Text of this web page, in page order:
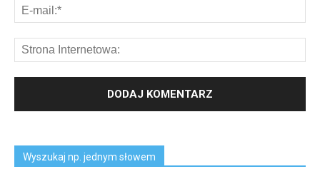
Wyszukaj np. jednym słowem